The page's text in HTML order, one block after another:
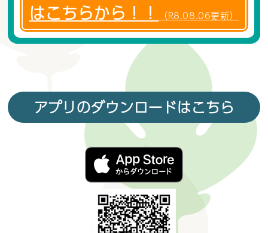
はこちらから！！
（R8.08.06更新）
アプリのダウンロードはこちら